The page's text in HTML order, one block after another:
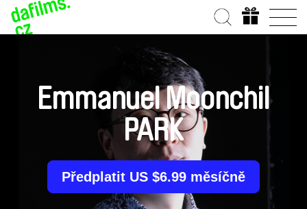
Emmanuel Moonchil
PARK
Předplatit US $6.99 měsíčně